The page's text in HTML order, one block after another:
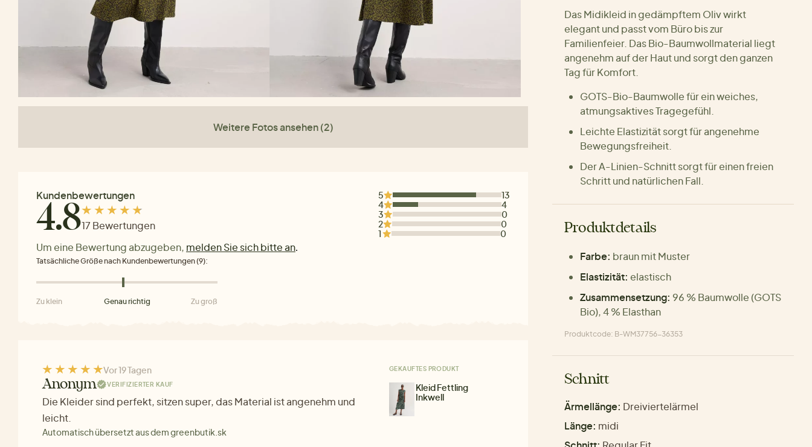
Weitere Fotos ansehen (2)
Kundenbewertungen
4.817 Bewertungen
Um eine Bewertung abzugeben, melden Sie sich bitte an.
5
13
4
4
3
0
2
0
1
0
Tatsächliche Größe nach Kundenbewertungen (9):
Zu klein Genau richtig Zu groß
Vor 19 Tagen
Anonym VERIFIZIERTER KAUF
Die Kleider sind perfekt, sitzen super, das Material ist angenehm und
leicht.
Automatisch übersetzt aus dem greenbutik.sk
GEKAUFTES PRODUKT
Kleid Fettling
Inkwell
Das Midikleid in gedämpftem Oliv wirkt
elegant und passt vom Büro bis zur
Familienfeier. Das Bio-Baumwollmaterial liegt
angenehm auf der Haut und sorgt den ganzen
Tag für Komfort.
GOTS-Bio-Baumwolle für ein weiches,
atmungsaktives Tragegefühl.
Leichte Elastizität sorgt für angenehme
Bewegungsfreiheit.
Der A-Linien-Schnitt sorgt für einen freien
Schritt und natürlichen Fall.
Produktdetails
Farbe: braun mit Muster
Elastizität: elastisch
Zusammensetzung: 96 % Baumwolle (GOTS
Bio), 4 % Elasthan
Produktcode: B-WM37756-36353
Schnitt
Ärmellänge: Dreiviertelärmel
Länge: midi